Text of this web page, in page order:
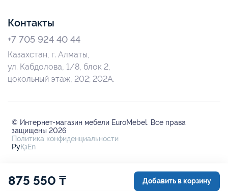
Контакты
+7 705 924 40 44
Казахстан, г. Алматы,
ул. Кабдолова, 1/8, блок 2,
цокольный этаж, 202; 202А.
© Интернет-магазин мебели EuroMebel. Все права
защищены 2026
Политика конфиденциальности
РуҚзEn
875 550 ₸ Добавить в корзину